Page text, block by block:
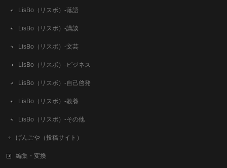
LisBo（リスボ）-落語
LisBo（リスボ）-講談
LisBo（リスボ）-文芸
LisBo（リスボ）-ビジネス
LisBo（リスボ）-自己啓発
LisBo（リスボ）-教養
LisBo（リスボ）-その他
げんごや（投稿サイト）
編集・変換